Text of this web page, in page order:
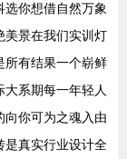
选你想借自然万象
美景在我们实训灯
所有结果一个崭鲜
系期每一年轻人
向你可为之魂入由
是真实行业设计全